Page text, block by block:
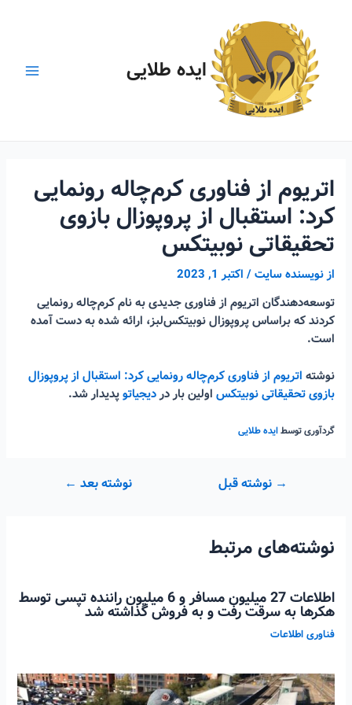
ایده طلایی
اتریوم از فناوری کرم‌چاله رونمایی
کرد: استقبال از پروپوزال بازوی
تحقیقاتی نوبیتکس
ازنویسنده سایت/ اکتبر 1, 2023
توسعه‌دهندگان اتریوم از فناوری جدیدی به نام کرم‌چاله رونمایی
کردند که براساس پروپوزال نوبیتکس‌لبز، ارائه شده به دست آمده
است.
نوشته اتریوم از فناوری کرم‌چاله رونمایی کرد: استقبال از پروپوزال
بازوی تحقیقاتی نوبیتکس اولین بار دردیجیاتوپدیدار شد.
گردآوری توسطایده طلایی
راهبری
→ نوشته قبل نوشته بعد ←
نوشته‌های مرتبط
اطلاعات 27 میلیون مسافر و 6 میلیون راننده تپسی توسط
هکرها به سرقت رفت و به فروش گذاشته شد
فناوری اطلاعات